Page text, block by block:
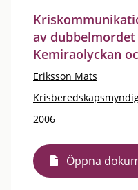
av
Kemiraolyckan
Eriksson Mats
2006
Öppna